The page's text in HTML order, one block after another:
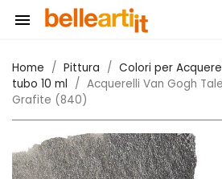

Home Pittura Colori per
tubo 10 ml
Acquerelli Van Gogh
Grafite (840)